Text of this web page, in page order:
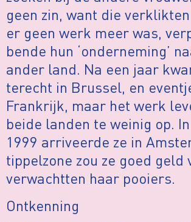
geen zin, want die
er geen werk meer was,
bende hun ‘onderneming’
ander land. Na een jaar
terecht in Brussel, en
Frankrijk, maar het werk
beide landen te weinig op.
1999 arriveerde ze in
tippelzone zou ze goed geld
verwachtten haar pooiers.
Ontkenning